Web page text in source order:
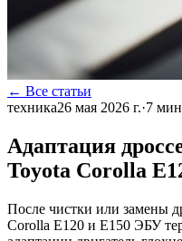
← Все статьи
техника26 мая 2026 г.·7 мин
Адаптация
Toyota Corolla
После чистки или замены
Corolla E120 и E150 ЭБУ